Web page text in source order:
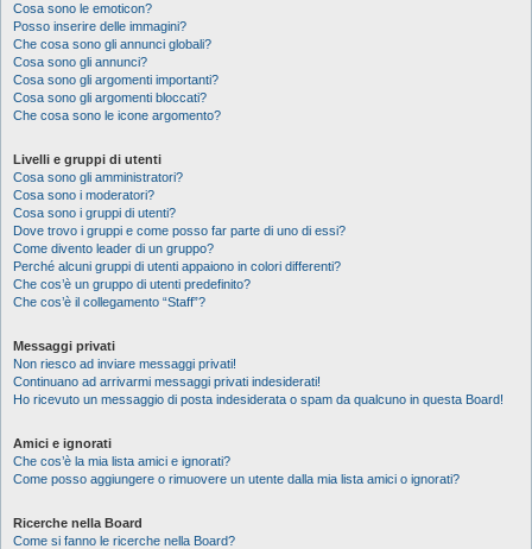
Cosa sono le emoticon?
Posso inserire delle immagini?
Che cosa sono gli annunci globali?
Cosa sono gli annunci?
Cosa sono gli argomenti importanti?
Cosa sono gli argomenti bloccati?
Che cosa sono le icone argomento?
Livelli e gruppi di utenti
Cosa sono gli amministratori?
Cosa sono i moderatori?
Cosa sono i gruppi di utenti?
Dove trovo i gruppi e come posso far parte di uno di essi?
Come divento leader di un gruppo?
Perché alcuni gruppi di utenti appaiono in colori differenti?
Che cos’è un gruppo di utenti predefinito?
Che cos’è il collegamento “Staff”?
Messaggi privati
Non riesco ad inviare messaggi privati!
Continuano ad arrivarmi messaggi privati indesiderati!
Ho ricevuto un messaggio di posta indesiderata o spam da qualcuno in questa Board!
Amici e ignorati
Che cos’è la mia lista amici e ignorati?
Come posso aggiungere o rimuovere un utente dalla mia lista amici o ignorati?
Ricerche nella Board
Come si fanno le ricerche nella Board?